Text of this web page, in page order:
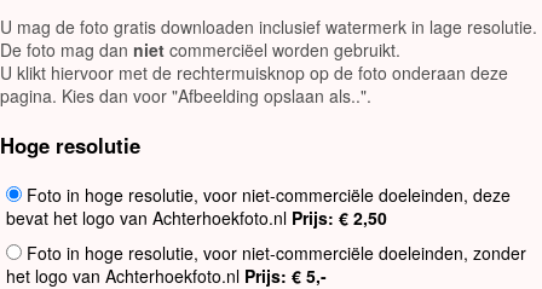
U mag de foto gratis downloaden inclusief watermerk in lage resolutie.
De foto mag dan niet commerciëel worden gebruikt.
U klikt hiervoor met de rechtermuisknop op de foto onderaan deze
pagina. Kies dan voor "Afbeelding opslaan als..".
Hoge resolutie
Foto in hoge resolutie, voor niet-commerciële doeleinden, deze
bevat het logo van Achterhoekfoto.nl Prijs: € 2,50
Foto in hoge resolutie, voor niet-commerciële doeleinden, zonder
het logo van Achterhoekfoto.nl Prijs: € 5,-